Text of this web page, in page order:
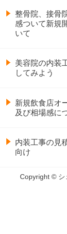
整骨院、接骨
感ついて新規
いて
美容院の内装
してみよう
新規飲食店オ
及び相場感に
内装工事の見
向け
Copyright © シ